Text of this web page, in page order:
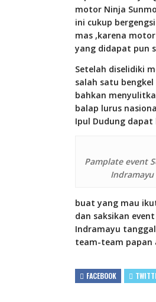
motor Ninja
ini cukup
mas ,karena
yang didapat pun
Setelah diselidiki
salah satu
bahkan
balap lurus
Ipul Dudung dapat
Pamplate event
Indramayu
buat yang mau
dan saksikan
Indramayu
team-team papan
FACEBOOK